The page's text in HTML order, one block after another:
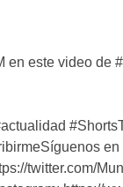
este video de
en
twitter.com/